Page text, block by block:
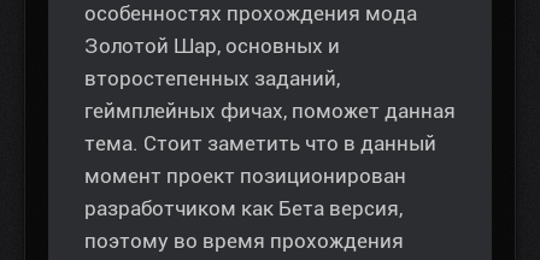
особенностях прохождения мода
Золотой Шар, основных и
второстепенных заданий,
геймплейных фичах, поможет данная
тема. Стоит заметить что в данный
момент проект позиционирован
разработчиком как Бета версия,
поэтому во время прохождения